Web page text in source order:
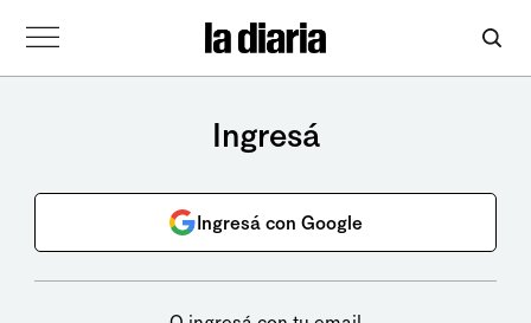
Ingresá
Ingresá con Google